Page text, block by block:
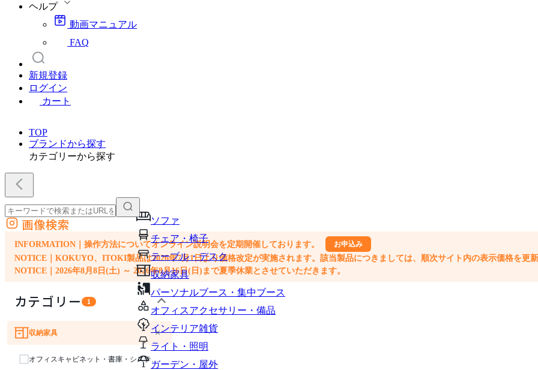
ヘルプ
動画マニュアル
FAQ
新規登録
ログイン
カート
TOP
ブランドから探す
カテゴリーから探す
ソファ
チェア・椅子
テーブル・デスク
収納家具
パーソナルブース・集中ブース
オフィスアクセサリー・備品
インテリア雑貨
ライト・照明
ガーデン・屋外
外部サイトの商品をカートに追加
他のサイトで見つけた商品ページのURLを貼り付けて、カートに追加できます
画像検索
INFORMATION｜操作方法についてオンライン説明会を定期開催しております。 お申込み
NOTICE｜KOKUYO、ITOKI製品は2026年7月1日より価格改定が実施されます。該当製品につきましては、順次サイト内の表示価格を更新
NOTICE｜2026年8月8日(土) ～ 2026年8月16日(日)まで夏季休業とさせていただきます。
カテゴリー 1
ソファ
チェア・椅子
テーブル・デスク
収納家具 ×
オフィスキャビネット・書庫・システム収納